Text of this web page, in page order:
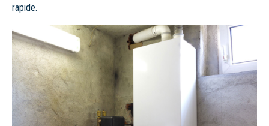
rapide.